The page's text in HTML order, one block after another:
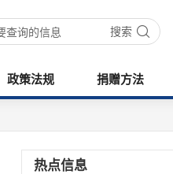
搜索
政策法规 捐赠方法
热点信息